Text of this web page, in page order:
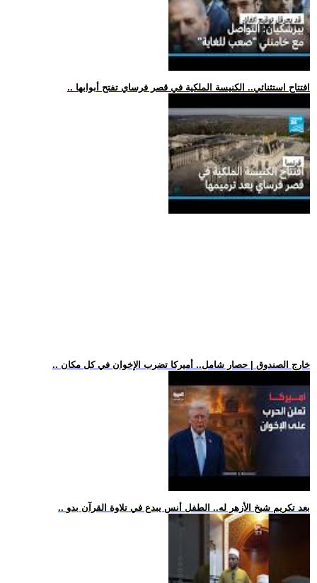
.. افتتاح استثنائي.. الكنيسة الملكية في قصر فرساي تفتح أبوابها
.. خارج الصندوق | حصار شامل.. أميركا تضرب الإخوان في كل مكان
.. بعد تكريم شيخ الأزهر له.. الطفل أنس يبدع في تلاوة القرآن بدو